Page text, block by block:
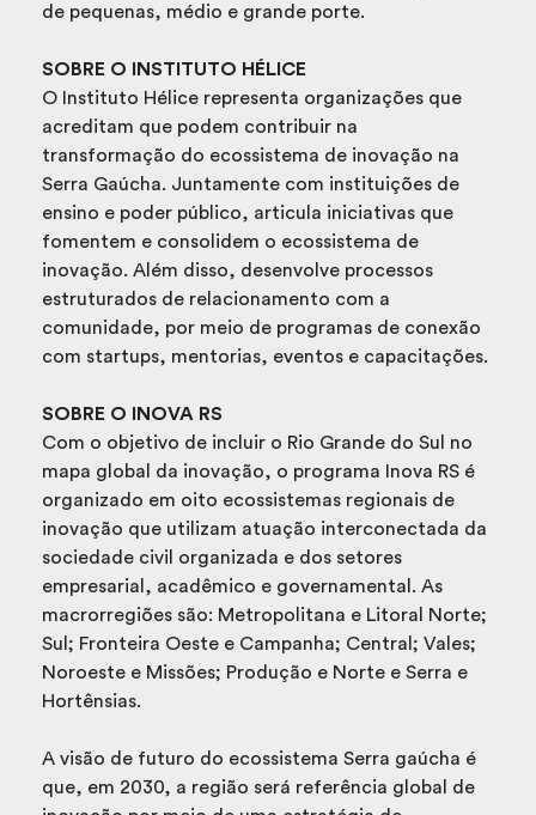
de pequenas, médio e grande porte.
SOBRE O INSTITUTO HÉLICE
O Instituto Hélice representa organizações que
acreditam que podem contribuir na
transformação do ecossistema de inovação na
Serra Gaúcha. Juntamente com instituições de
ensino e poder público, articula iniciativas que
fomentem e consolidem o ecossistema de
inovação. Além disso, desenvolve processos
estruturados de relacionamento com a
comunidade, por meio de programas de conexão
com startups, mentorias, eventos e capacitações.
SOBRE O INOVA RS
Com o objetivo de incluir o Rio Grande do Sul no
mapa global da inovação, o programa Inova RS é
organizado em oito ecossistemas regionais de
inovação que utilizam atuação interconectada da
sociedade civil organizada e dos setores
empresarial, acadêmico e governamental. As
macrorregiões são: Metropolitana e Litoral Norte;
Sul; Fronteira Oeste e Campanha; Central; Vales;
Noroeste e Missões; Produção e Norte e Serra e
Hortênsias.
A visão de futuro do ecossistema Serra gaúcha é
que, em 2030, a região será referência global de